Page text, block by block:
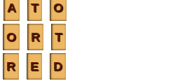
A T O
O R T
R E D